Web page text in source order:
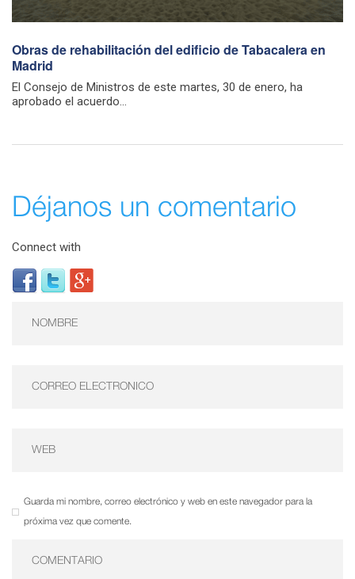
Obras de rehabilitación del edificio de Tabacalera en
Madrid
El Consejo de Ministros de este martes, 30 de enero, ha
aprobado el acuerdo...
Déjanos un comentario
Connect with
Guarda mi nombre, correo electrónico y web en este navegador para la
próxima vez que comente.